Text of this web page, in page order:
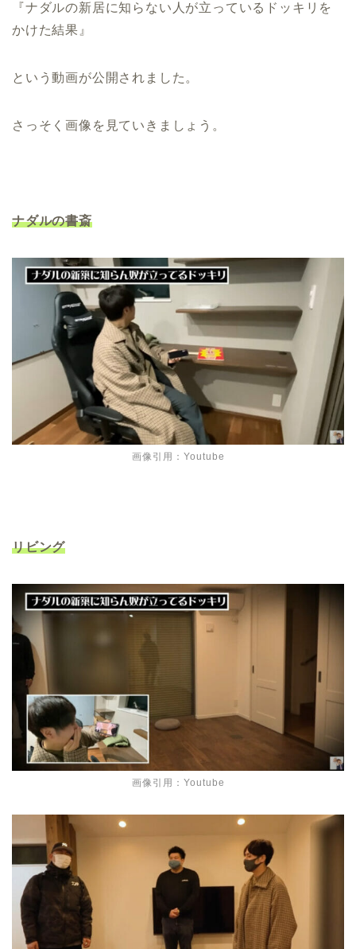
『ナダルの新居に知らない人が立っているドッキリを
かけた結果』
という動画が公開されました。
さっそく画像を見ていきましょう。
ナダルの書斎
画像引用：Youtube
リビング
画像引用：Youtube